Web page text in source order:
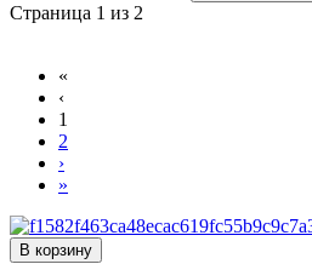
Страница 1 из 2
«
‹
1
2
›
»
В корзину